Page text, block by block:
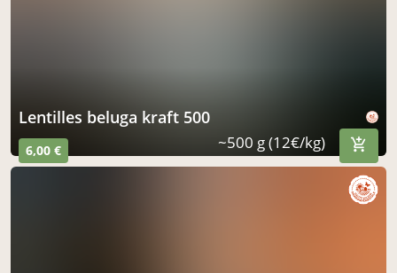
lentilles beluga kraft 500
6,00 € ~500 g (12€/kg)